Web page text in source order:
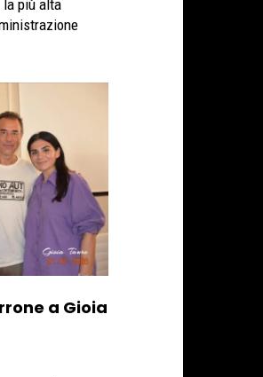
la più alta
a Gioia